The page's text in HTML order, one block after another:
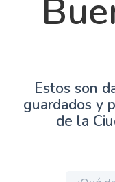
Estos son
guardados y
de la